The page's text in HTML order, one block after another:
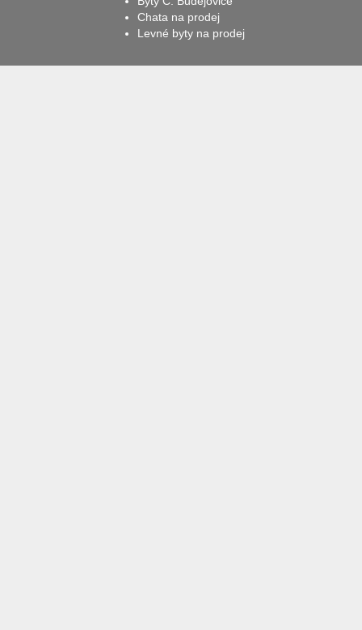
Chata na prodej
Levné byty na prodej